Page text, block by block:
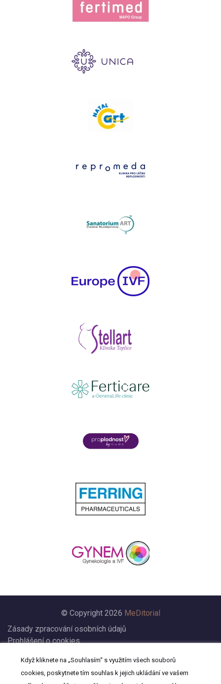
© Copyright 2026 MeDitorial
Zásady zpracování osobních údajů
Prohlášení o cookies
Prohlášení
Kontakt
Když kliknete na „Souhlasím“ s využitím všech souborů
cookies, poskytnete tím souhlas k jejich ukládání ve vašem